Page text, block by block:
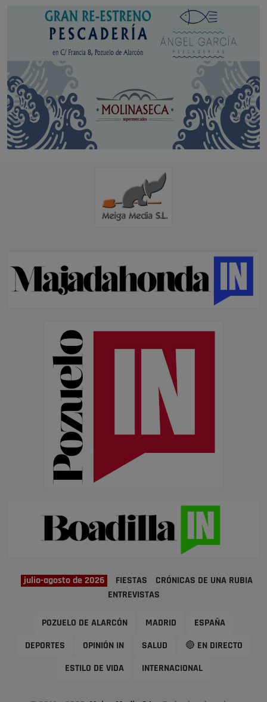
julio-agosto de 2026 FIESTAS
CRÓNICAS DE UNA RUBIA
ENTREVISTAS
POZUELO DE ALARCÓN MADRID ESPAÑA
DEPORTES OPINIÓN IN SALUD 🔴 EN DIRECTO
ESTILO DE VIDA INTERNACIONAL